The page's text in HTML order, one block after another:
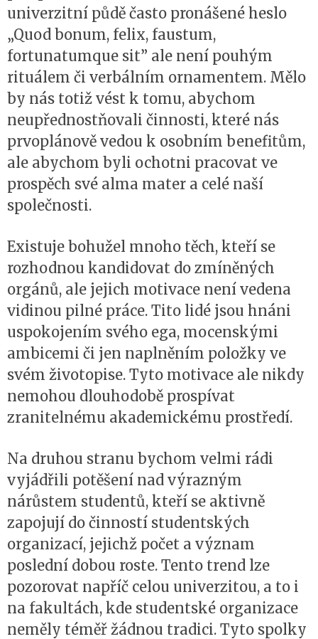
univerzitní půdě často pronášené heslo
„Quod bonum, felix, faustum,
fortunatumque sit” ale není pouhým
rituálem či verbálním ornamentem. Mělo
by nás totiž vést k tomu, abychom
neupřednostňovali činnosti, které nás
prvoplánově vedou k osobním benefitům,
ale abychom byli ochotni pracovat ve
prospěch své alma mater a celé naší
společnosti.
Existuje bohužel mnoho těch, kteří se
rozhodnou kandidovat do zmíněných
orgánů, ale jejich motivace není vedena
vidinou pilné práce. Tito lidé jsou hnáni
uspokojením svého ega, mocenskými
ambicemi či jen naplněním položky ve
svém životopise. Tyto motivace ale nikdy
nemohou dlouhodobě prospívat
zranitelnému akademickému prostředí.
Na druhou stranu bychom velmi rádi
vyjádřili potěšení nad výrazným
nárůstem studentů, kteří se aktivně
zapojují do činností studentských
organizací, jejichž počet a význam
poslední dobou roste. Tento trend lze
pozorovat napříč celou univerzitou, a to i
na fakultách, kde studentské organizace
neměly téměř žádnou tradici. Tyto spolky